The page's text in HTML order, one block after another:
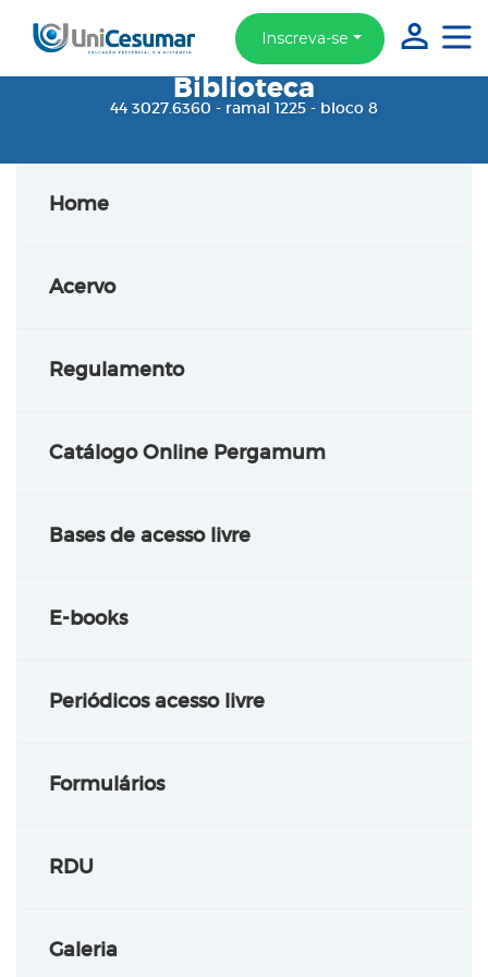
Inscreva-se
Biblioteca
44 3027.6360 - ramal 1225 - bloco 8
Home
Acervo
Regulamento
Catálogo Online Pergamum
Bases de acesso livre
E-books
Periódicos acesso livre
Formulários
RDU
Galeria